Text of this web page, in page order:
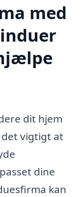
med
dit hjem
vigtigt at
dine
kan